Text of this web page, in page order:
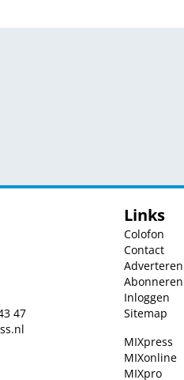
47
Links
Colofon
Contact
Adverteren
Abonneren
Inloggen
Sitemap
MIXpress
MIXonline
MIXpro